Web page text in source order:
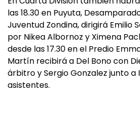
las 18.30 en Puyuta,
Juventud Zondina, dirigirá Emilio
por Nikea Albornoz y Ximena
desde las 17.30 en el Predio
Martín recibirá a Del Bono con
árbitro y Sergio Gonzalez junto a
asistentes.